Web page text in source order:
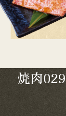
焼肉029